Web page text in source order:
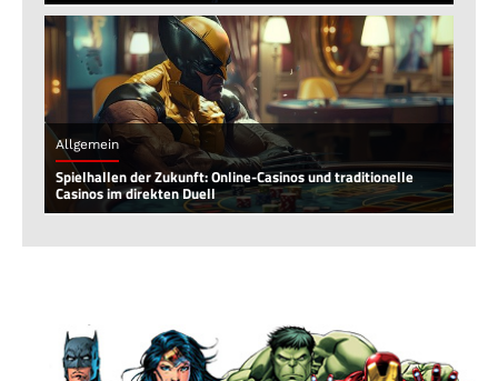
Allgemein
Spielhallen der Zukunft: Online-Casinos und traditionelle
Casinos im direkten Duell